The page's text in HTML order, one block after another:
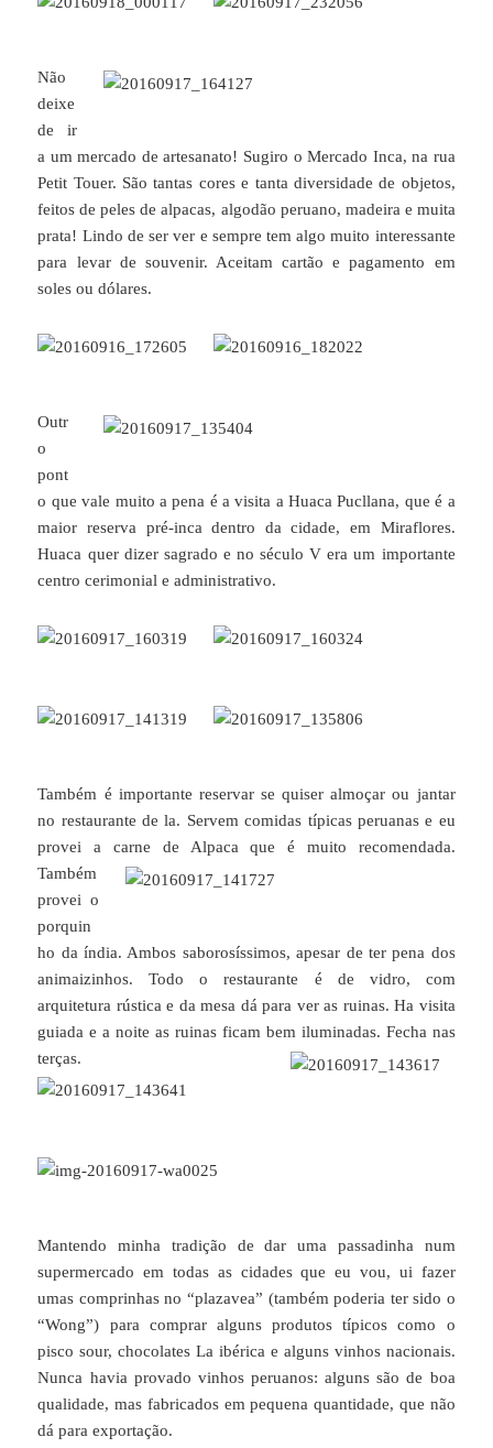
Não
deixe
de ir
a um mercado de artesanato! Sugiro o Mercado Inca, na rua
Petit Touer. São tantas cores e tanta diversidade de objetos,
feitos de peles de alpacas, algodão peruano, madeira e muita
prata! Lindo de ser ver e sempre tem algo muito interessante
para levar de souvenir. Aceitam cartão e pagamento em
soles ou dólares.
Outr
o
pont
o que vale muito a pena é a visita a Huaca Pucllana, que é a
maior reserva pré-inca dentro da cidade, em Miraflores.
Huaca quer dizer sagrado e no século V era um importante
centro cerimonial e administrativo.
Também é importante reservar se quiser almoçar ou jantar
no restaurante de la. Servem comidas típicas peruanas e eu
provei a carne de Alpaca que é muito recomendada.
Também
provei o
porquin
ho da índia. Ambos saborosíssimos, apesar de ter pena dos
animaizinhos. Todo o restaurante é de vidro, com
arquitetura rústica e da mesa dá para ver as ruinas. Ha visita
guiada e a noite as ruinas ficam bem iluminadas. Fecha nas
terças.
Mantendo minha tradição de dar uma passadinha num
supermercado em todas as cidades que eu vou, ui fazer
umas comprinhas no “plazavea” (também poderia ter sido o
“Wong”) para comprar alguns produtos típicos como o
pisco sour, chocolates La ibérica e alguns vinhos nacionais.
Nunca havia provado vinhos peruanos: alguns são de boa
qualidade, mas fabricados em pequena quantidade, que não
dá para exportação.